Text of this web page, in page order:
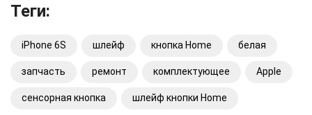
Теги:
iPhone 6S шлейф кнопка Home белая
запчасть ремонт комплектующее Apple
сенсорная кнопка шлейф кнопки Home